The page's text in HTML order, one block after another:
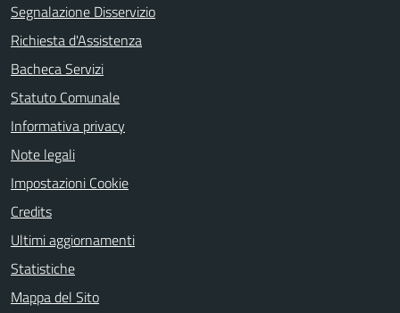
Segnalazione Disservizio
Richiesta d'Assistenza
Bacheca Servizi
Statuto Comunale
Informativa privacy
Note legali
Impostazioni Cookie
Credits
Ultimi aggiornamenti
Statistiche
Mappa del Sito